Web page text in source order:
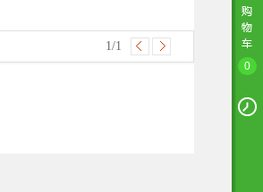
1/1
0